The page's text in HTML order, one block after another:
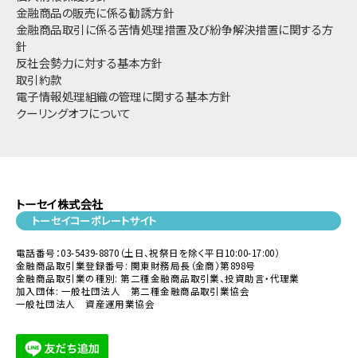
金融商品の販売に係る勧誘方針
金融商品取引に係る苦情処理措置及び紛争解決措置に関する方
針
反社会勢力に対する基本方針
取引約款
電子情報処理組織の管理に関する基本方針
クーリングオフについて
トーセイ株式会社
トーセイコーポレートサイト
電話番号：03-5439-8870（土日、祝祭日を除く平日10:00-17:00）
金融商品取引業登録番号: 関東財務局長（金商）第898号
金融商品取引業の種別: 第二種金融商品取引業、投資助言・代理業
加入団体: 一般社団法人 第二種金融商品取引業協会
一般社団法人 資産運用業協会